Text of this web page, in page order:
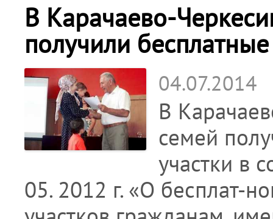
В Карачаево-
получили
04.07.2014
В
семей
участки в
05. 2012 г. «О бесплат-